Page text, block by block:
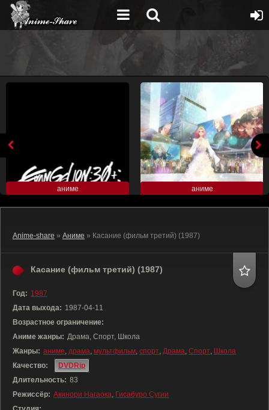
аниме аниме
Anime-share » Аниме » Касание (фильм третий) (1987)
Касание (фильм третий) (1987)
Год: 1987
Дата выхода: 1987-04-11
Возрастное ограничение:
Аниме жанры: Драма, Спорт, Школа
Жанры: аниме, драма, мультфильм, спорт, Драма, Спорт, Школа
Качество:
DVDRip
Длительность: 83
Режиссёр: Акинори Нагаока, Гисабуро Сугии